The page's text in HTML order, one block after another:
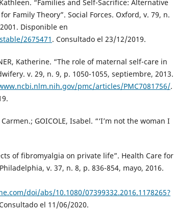
“Families and Self-Sacrifice: Alternative
Family Theory”. Social Forces. Oxford, v. 79, n.
Disponible en
2675471 . Consultado el 23/12/2019.
Katherine. “The role of maternal self-care in
v. 29, n. 9, p. 1050-1055, septiembre, 2013.
pmc/articles/PMC7081756/.
Carmen.; GOICOLE, Isabel. “‘I’m not the woman I
of fibromyalgia on private life”. Health Care for
v. 37, n. 8, p. 836-854, mayo, 2016.
doi/abs/10.1080/07399332.2016.1178265?
el 11/06/2020.